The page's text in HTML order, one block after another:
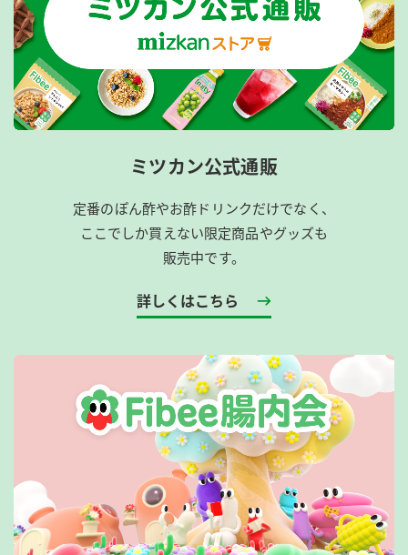
ミツカン公式通販
定番のぽん酢やお酢ドリンクだけでなく、
ここでしか買えない限定商品やグッズも
販売中です。
詳しくはこちら